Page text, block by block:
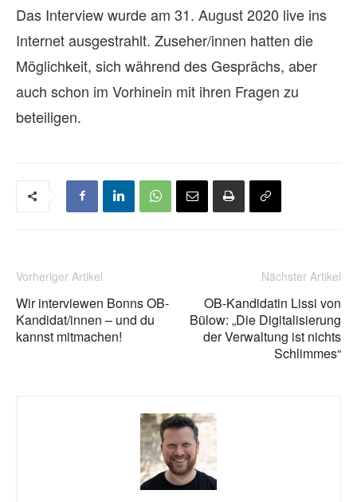
Das Interview wurde am 31. August 2020 live ins
Internet ausgestrahlt. Zuseher/innen hatten die
Möglichkeit, sich während des Gesprächs, aber
auch schon im Vorhinein mit ihren Fragen zu
beteiligen.
Vorheriger Artikel
Wir interviewen Bonns OB-
Kandidat/innen – und du
kannst mitmachen!
Nächster Artikel
OB-Kandidatin Lissi von
Bülow: „Die Digitalisierung
der Verwaltung ist nichts
Schlimmes“